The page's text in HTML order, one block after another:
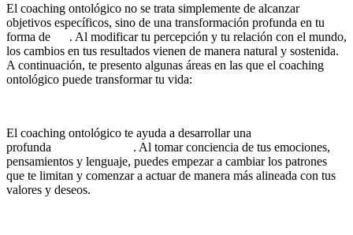
El coaching ontológico no se trata simplemente de alcanzar
objetivos específicos, sino de una transformación profunda en tu
forma de
. Al modificar tu percepción y tu relación con el mundo,
los cambios en tus resultados vienen de manera natural y sostenida.
A continuación, te presento algunas áreas en las que el coaching
ontológico puede transformar tu vida:
El coaching ontológico te ayuda a desarrollar una
profunda
. Al tomar conciencia de tus emociones,
pensamientos y lenguaje, puedes empezar a cambiar los patrones
que te limitan y comenzar a actuar de manera más alineada con tus
valores y deseos.